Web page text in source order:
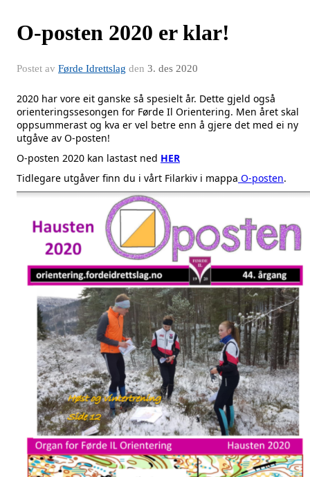
O-posten 2020 er klar!
Postet av Førde Idrettslag den 3. des 2020
2020 har vore eit ganske så spesielt år. Dette gjeld også
orienteringssesongen for Førde Il Orientering. Men året skal
oppsummerast og kva er vel betre enn å gjere det med ei ny
utgåve av O-posten!
O-posten 2020 kan lastast ned HER
Tidlegare utgåver finn du i vårt Filarkiv i mappa O-posten.